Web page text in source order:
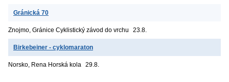
Gránická 70
Znojmo, Gránice Cyklistický závod do vrchu 23.8.
Birkebeiner - cyklomaraton
Norsko, Rena Horská kola 29.8.